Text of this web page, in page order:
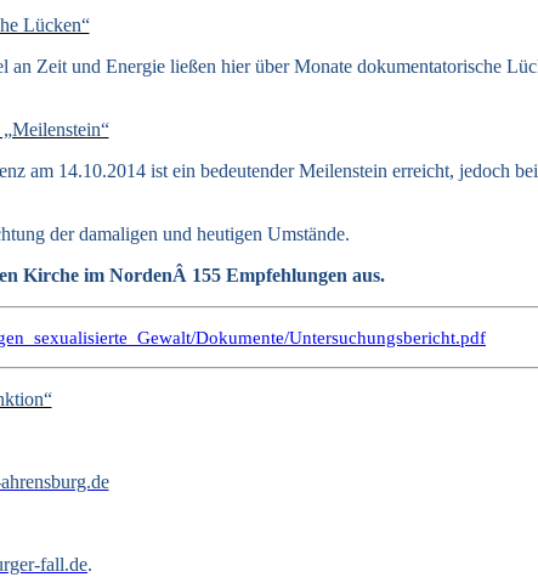
Lücken“
Zeit und Energie ließen hier über Monate dokumentatorische
am 14.10.2014 ist ein bedeutender Meilenstein erreicht, jedoch
der damaligen und heutigen Umstände.
Kirche im NordenÂ 155 Empfehlungen aus.
Dokumente/Untersuchungsbericht.pdf
fall.de.